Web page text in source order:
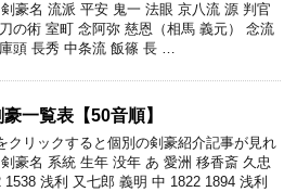
豪名 流派 平安 鬼一 法眼 京八流 源 判官
の術 室町 念阿弥 慈恩（相馬 義元） 念流
頭 長秀 中条流 飯篠 長 …
豪一覧表【50音順】
クリックすると個別の剣豪紹介記事が見れ
豪名 系統 生年 没年 あ 愛洲 移香斎 久忠
1538 浅利 又七郎 義明 中 1822 1894 浅利